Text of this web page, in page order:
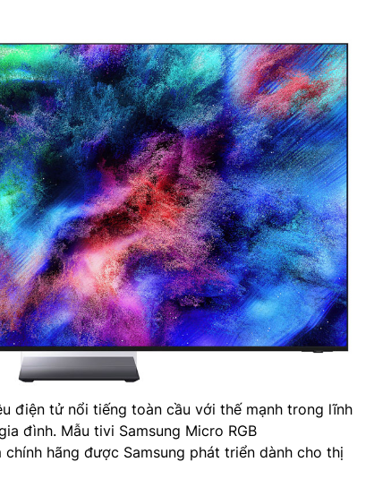
điện tử nổi tiếng toàn cầu với thế mạnh trong lĩnh
đình. Mẫu tivi Samsung Micro RGB
chính hãng được Samsung phát triển dành cho thị